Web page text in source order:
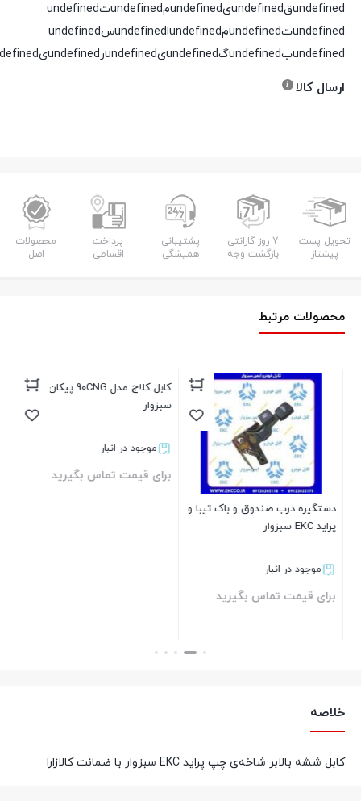
undefinedقundefinedیundefinedمundefinedتundefined
undefinedتundefinedمundefinedاundefinedسundefined
undefinedبundefinedگundefinedیundefinedرundefinedیundefinedدundefined
ارسال کالا
تحویل پست
پیشتاز
7 روز گارانتی
بازگشت وجه
پشتیبانی
همیشگی
پرداخت
اقساطی
محصولات
اصل
محصولات مرتبط
دستگیره درب صندوق و باک تیبا و
پراید EKC سبزوار
موجود در انبار
برای قیمت تماس بگیرید
کابل کلاج مدل 90CNG پیکان EKC
سبزوار
موجود در انبار
برای قیمت تماس بگیرید
خلاصه
کابل ششه بالابر شاخه‌ی چپ پراید EKC سبزوار با ضمانت کالازارا